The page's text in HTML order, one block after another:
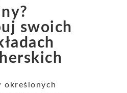
swoich
określonych